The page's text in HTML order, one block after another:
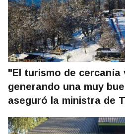
"El turismo de cercanía
generando una muy
aseguró la ministra de